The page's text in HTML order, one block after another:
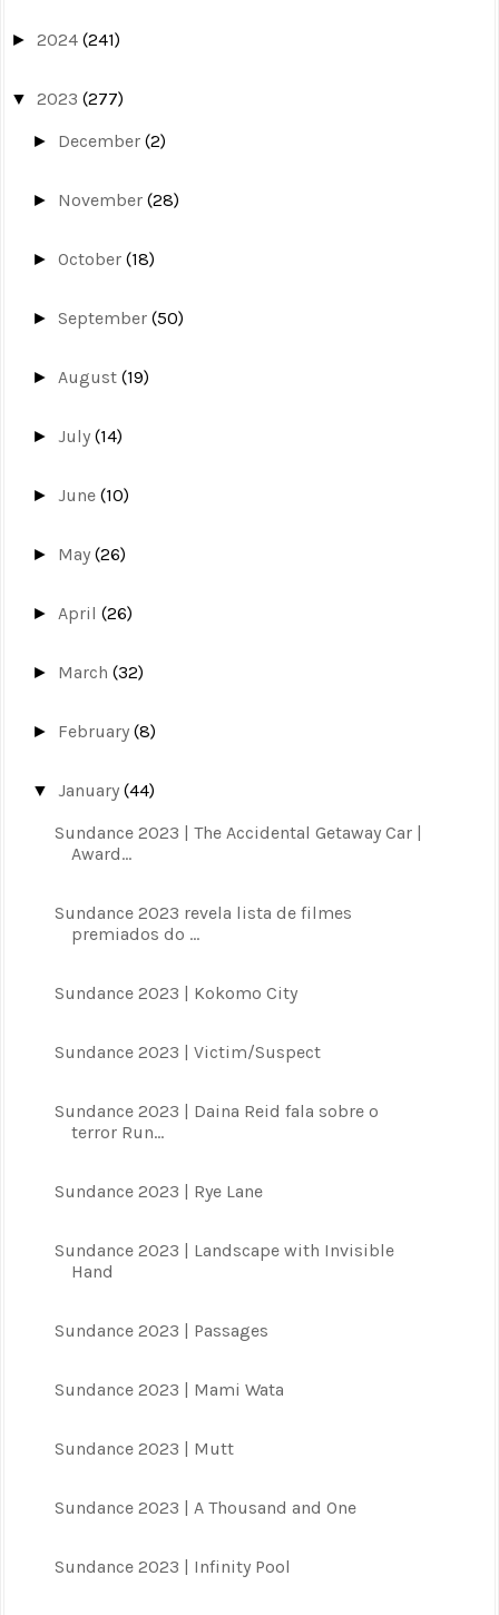
► 2024 (241)
▼ 2023 (277)
► December(2)
► November(28)
►October(18)
►September(50)
► August(19)
►July(14)
►June(10)
► May(26)
► April(26)
► March(32)
► February(8)
▼January(44)
Sundance 2023 | The Accidental Getaway Car |
Award...
Sundance 2023 revela lista de filmes
premiados do ...
Sundance 2023 | Kokomo City
Sundance 2023 | Victim/Suspect
Sundance 2023 | Daina Reid fala sobre o
terror Run...
Sundance 2023 | Rye Lane
Sundance 2023 | Landscape with Invisible
Hand
Sundance 2023 | Passages
Sundance 2023 | Mami Wata
Sundance 2023 | Mutt
Sundance 2023 | A Thousand and One
Sundance 2023 | Infinity Pool